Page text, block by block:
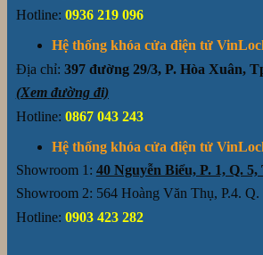
Hotline: 0936 219 096
Hệ thống khóa cửa điện tử
Địa chỉ: 397 đường 29/3, P. Hòa Xuân,
(Xem đường đi)
Hotline: 0867 043 243
Hệ thống khóa cửa điện tử
Showroom 1: 40 Nguyễn Biểu, P. 1, Q.
Showroom 2: 564 Hoàng Văn Thụ, P.4.
Hotline: 0903 423 282